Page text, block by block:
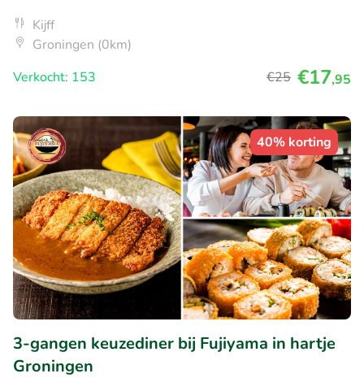
Kijff
Groningen (0km)
Verkocht: 153
€25 €17,95
40% korting
3-gangen keuzediner bij Fujiyama in hartje
Groningen